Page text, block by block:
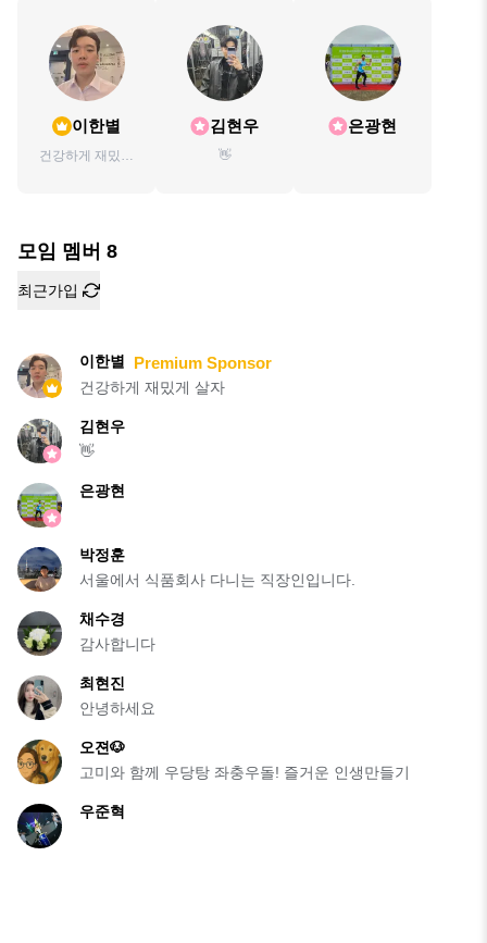
이한별
건강하게 재밌게
김현우
👋
은광현
모임 멤버 8
최근가입
이한별 Premium Sponsor
건강하게 재밌게 살자
김현우
👋
은광현
박정훈
서울에서 식품회사 다니는 직장인입니다.
채수경
감사합니다
최현진
안녕하세요
오젼🐶
고미와 함께 우당탕 좌충우돌! 즐거운 인생만들기
우준혁